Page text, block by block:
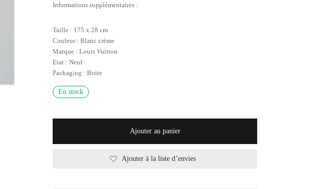
Informations supplémentaires :
Taille : 175 x 28 cm
Couleur : Blanc crème
Marque : Louis Vuitton
Etat : Neuf
Packaging : Boite
En stock
Ajouter au panier
Ajouter à la liste d’envies